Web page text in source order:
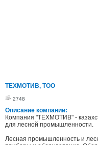
ТЕХМОТИВ, ТОО
2748
Описание компании:
Компания "ТЕХМОТИВ" -
для лесной промышленности.
Лесная промышленность и